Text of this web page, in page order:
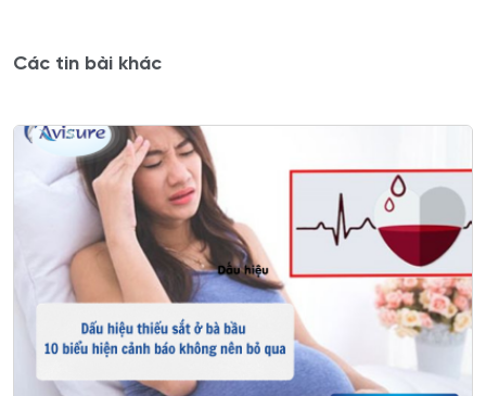
Các tin bài khác